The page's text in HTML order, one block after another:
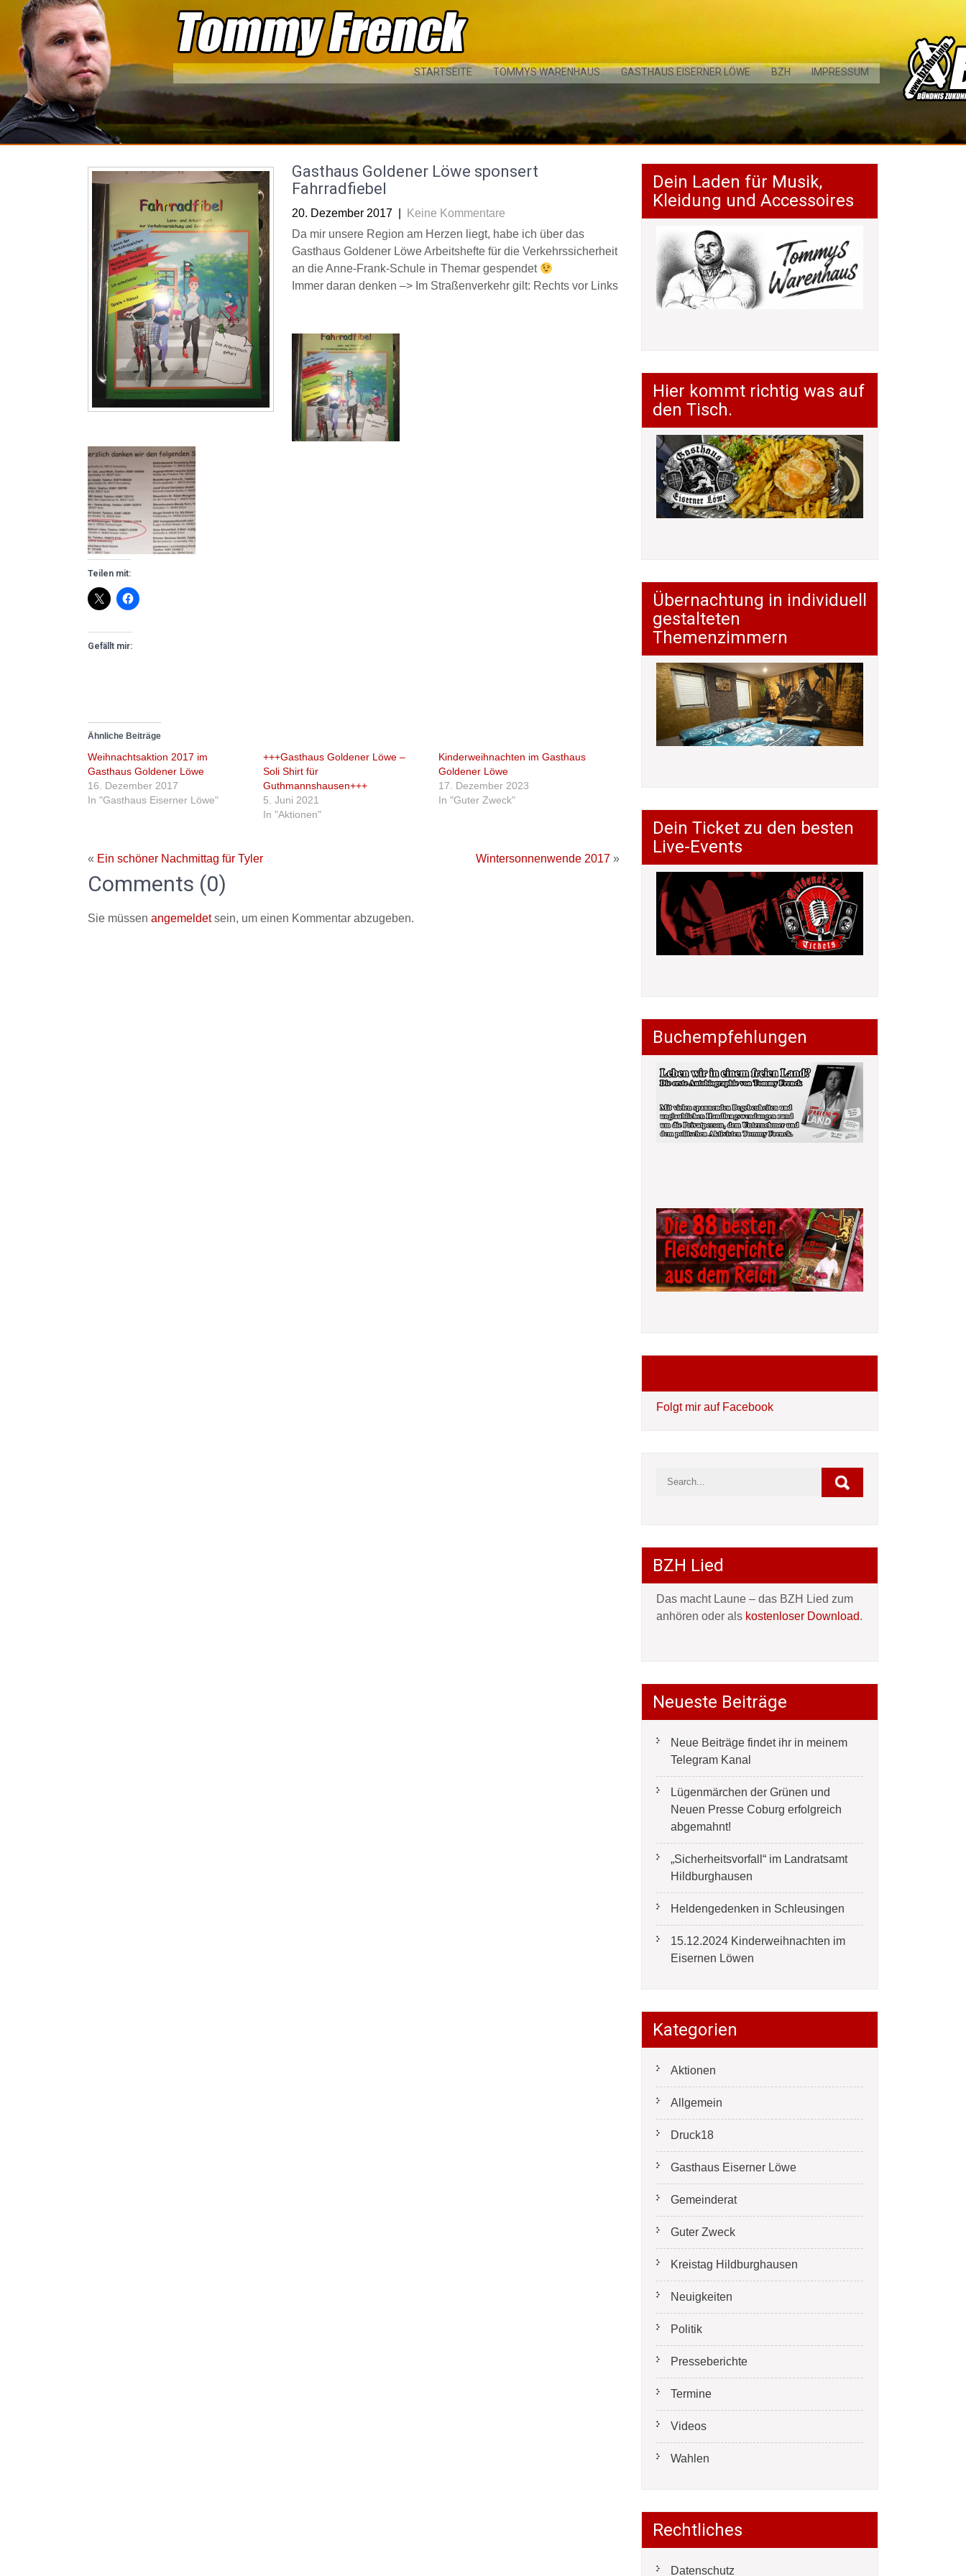
content
STARTSEITE TOMMYS WARENHAUS GASTHAUS EISERNER LÖWE BZH IMPRESSUM
Gasthaus Goldener Löwe sponsert
Fahrradfiebel
20. Dezember 2017
Keine Kommentare
Da mir unsere Region am Herzen liegt, habe ich über das
Gasthaus Goldener Löwe Arbeitshefte für die Verkehrssicherheit
an die Anne-Frank-Schule in Themar gespendet
Immer daran denken –> Im Straßenverkehr gilt: Rechts vor Links
Teilen mit:
Gefällt mir:
Ähnliche Beiträge
Weihnachtsaktion 2017 im
Gasthaus Goldener Löwe
16. Dezember 2017
In "Gasthaus Eiserner Löwe"
+++Gasthaus Goldener Löwe –
Soli Shirt für
Guthmannshausen+++
5. Juni 2021
In "Aktionen"
Kinderweihnachten im Gasthaus
Goldener Löwe
17. Dezember 2023
In "Guter Zweck"
« Ein schöner Nachmittag für Tyler Wintersonnenwende 2017 »
Comments (0)
Sie müssen angemeldetsein, um einen Kommentar abzugeben.
Dein Laden für Musik,
Kleidung und Accessoires
Hier kommt richtig was auf
den Tisch.
Übernachtung in individuell
gestalteten
Themenzimmern
Dein Ticket zu den besten
Live-Events
Buchempfehlungen
Folgt mir auf Facebook
BZH Lied
Das macht Laune – das BZH Lied zum
anhören oder als kostenloser Download.
Neueste Beiträge
Neue Beiträge findet ihr in meinem
Telegram Kanal
Lügenmärchen der Grünen und
Neuen Presse Coburg erfolgreich
abgemahnt!
„Sicherheitsvorfall“ im Landratsamt
Hildburghausen
Heldengedenken in Schleusingen
15.12.2024 Kinderweihnachten im
Eisernen Löwen
Kategorien
Aktionen
Allgemein
Druck18
Gasthaus Eiserner Löwe
Gemeinderat
Guter Zweck
Kreistag Hildburghausen
Neuigkeiten
Politik
Presseberichte
Termine
Videos
Wahlen
Rechtliches
Datenschutz